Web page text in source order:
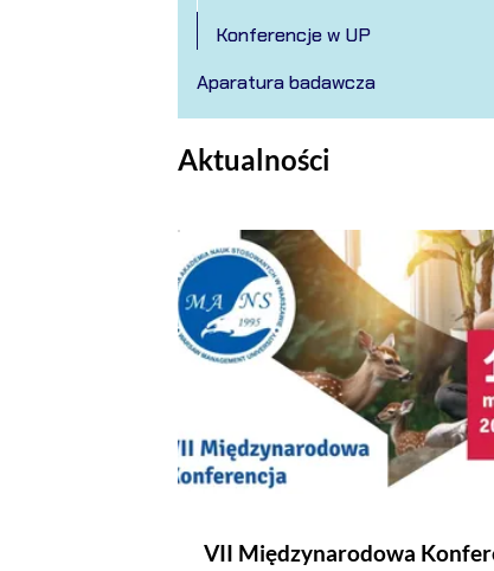
Konferencje w UP
Aparatura badawcza
Aktualności
VII Międzynarodowa
VII Międzynarodowa Konferencja z